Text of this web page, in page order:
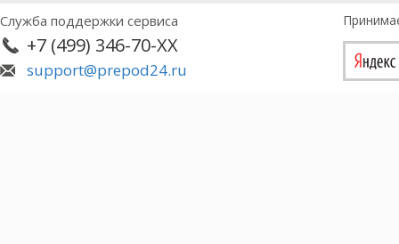
Служба поддержки сервиса
+7 (499) 346-70-XX
support@prepod24.ru